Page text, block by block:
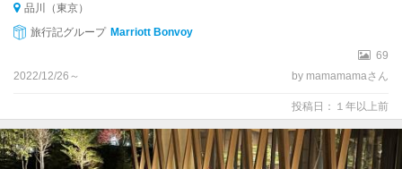
品川（東京）
旅行記グループ Marriott Bonvoy
69
2022/12/26～
by mamamamaさん
投稿日：１年以上前